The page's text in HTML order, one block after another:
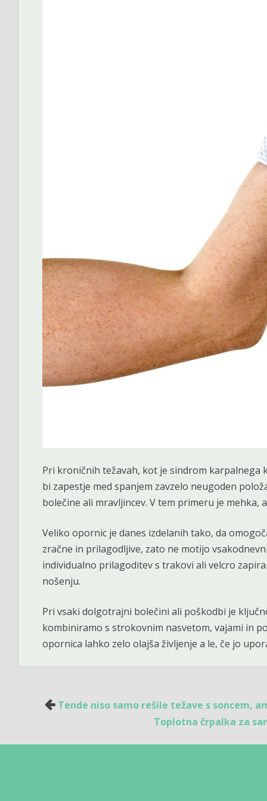
Pri kroničnih težavah, kot je sindrom karpalnega
bi zapestje med spanjem zavzelo neugoden
bolečine ali mravljincev. V tem primeru je
Veliko opornic je danes izdelanih tako, da
zračne in prilagodljive, zato ne motijo
individualno prilagoditev s trakovi ali velcro
nošenju.
Pri vsaki dolgotrajni bolečini ali poškodbi je
kombiniramo s strokovnim nasvetom, vajami in
opornica lahko zelo olajša življenje a le, če jo
NavigacijaTende niso samo rešile težave s soncem,
Toplotna črpalka za